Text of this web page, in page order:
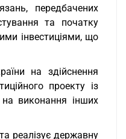
передбачених
та початку
інвестиціями, що
на здійснення
проекту із
на виконання інших
реалізує державну